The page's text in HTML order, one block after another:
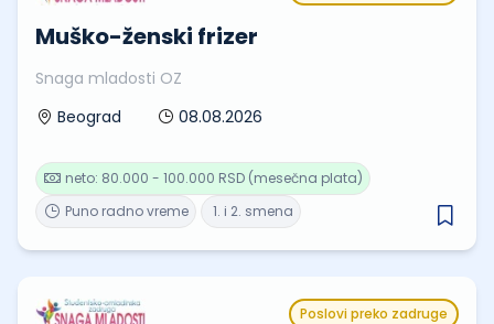
Muško-ženski frizer
Snaga mladosti OZ
Beograd
08.08.2026
1. i 2. smena
Puno radno vreme
neto: 80.000 - 100.000 RSD (mesečna plata)
Poslovi preko zadruge